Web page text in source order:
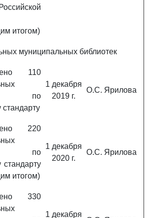
итогом)
муниципальных библиотек
110
по
1 декабря
2019 г.
О.С. Ярилова
220
по
итогом)
1 декабря
2020 г.
О.С. Ярилова
330
1 декабря